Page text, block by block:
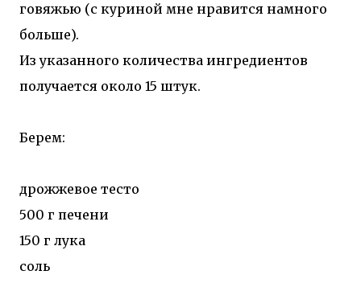
говяжью (с куриной мне нравится намного
больше).
Из указанного количества ингредиентов
получается около 15 штук.
Берем:
дрожжевое тесто
500 г печени
150 г лука
соль